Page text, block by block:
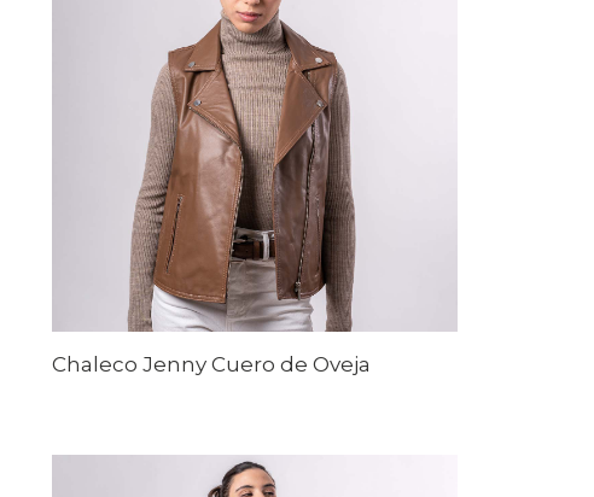
Chaleco Jenny Cuero de Oveja